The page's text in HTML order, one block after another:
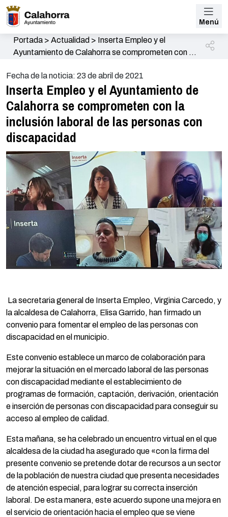
Menú
Portada> Actualidad > Inserta Empleo y el
Ayuntamiento de Calahorra se comprometen con la
Fecha de la noticia: 23 de abril de 2021
Inserta Empleo y el Ayuntamiento de
Calahorra se comprometen con la
inclusión laboral de las personas con
discapacidad
La secretaria general de Inserta Empleo, Virginia Carcedo, y
la alcaldesa de Calahorra, Elisa Garrido, han firmado un
convenio para fomentar el empleo de las personas con
discapacidad en el municipio.
Este convenio establece un marco de colaboración para
mejorar la situación en el mercado laboral de las personas
con discapacidad mediante el establecimiento de
programas de formación, captación, derivación, orientación
e inserción de personas con discapacidad para conseguir su
acceso al empleo de calidad.
Esta mañana, se ha celebrado un encuentro virtual en el que
alcaldesa de la ciudad ha asegurado que «con la firma del
presente convenio se pretende dotar de recursos a un sector
de la población de nuestra ciudad que presenta necesidades
de atención especial, para lograr su correcta inserción
laboral. De esta manera, este acuerdo supone una mejora en
el servicio de orientación hacia el empleo que se viene